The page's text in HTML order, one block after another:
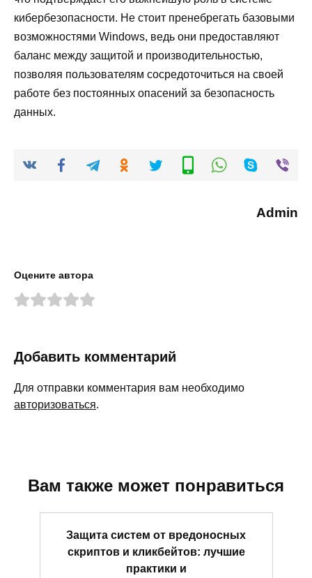
кибербезопасности. Не стоит пренебрегать базовыми
возможностями Windows, ведь они предоставляют
баланс между защитой и производительностью,
позволяя пользователям сосредоточиться на своей
работе без постоянных опасений за безопасность
данных.
Admin
Оцените автора
Добавить комментарий
Для отправки комментария вам необходимо
авторизоваться.
Вам также может понравиться
Защита систем от вредоносных
скриптов и кликбейтов: лучшие
практики и